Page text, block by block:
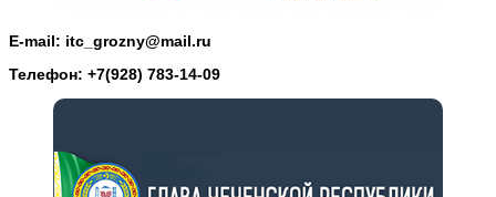
E-mail: itc_grozny@mail.ru
Телефон: +7(928) 783-14-09